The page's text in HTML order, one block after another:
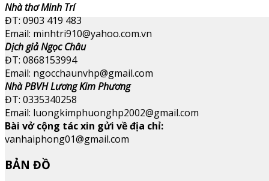
Nhà thơ Minh Trí
ĐT: 0903 419 483
Email: minhtri910@yahoo.com.vn
Dịch giả Ngọc Châu
ĐT: 0868153994
Email: ngocchaunvhp@gmail.com
Nhà PBVH Lương Kim Phương
ĐT: 0335340258
Email: luongkimphuonghp2002@gmail.com
Bài vở cộng tác xin gửi về địa chỉ:
vanhaiphong01@gmail.com
BẢN ĐỒ